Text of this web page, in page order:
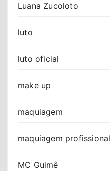
Luana Zucoloto
luto
luto oficial
make up
maquiagem
maquiagem profissional
MC Guimê